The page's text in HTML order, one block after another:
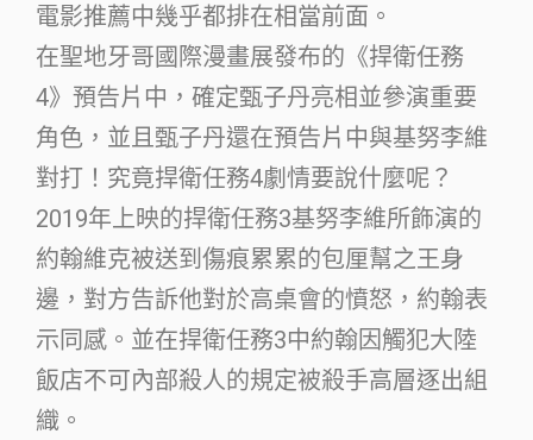
電影推薦中幾乎都排在相當前面。
在聖地牙哥國際漫畫展發布的《捍衛任務
4》預告片中，確定甄子丹亮相並參演重要
角色，並且甄子丹還在預告片中與基努李維
對打！究竟捍衛任務4劇情要說什麼呢？
2019年上映的捍衛任務3基努李維所飾演的
約翰維克被送到傷痕累累的包厘幫之王身
邊，對方告訴他對於高桌會的憤怒，約翰表
示同感。並在捍衛任務3中約翰因觸犯大陸
飯店不可內部殺人的規定被殺手高層逐出組
織。